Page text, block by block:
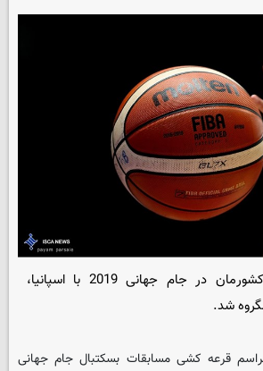
تیم ملی بسکتبال کشورمان در جام جهانی 2019 با اسپانیا،
شد.
قرعه کشی مسابقات بسکتبال جام جهانی